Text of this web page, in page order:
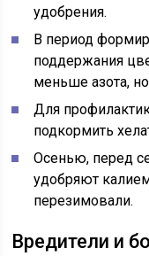
удобрения.
В период
поддержания
меньше азота,
Для
подкормить
Осенью, перед
удобряют
перезимовали.
Вредители и